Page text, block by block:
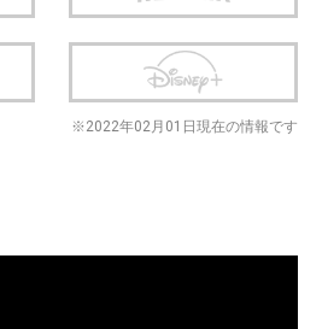
※2022年02月01日現在の情報です